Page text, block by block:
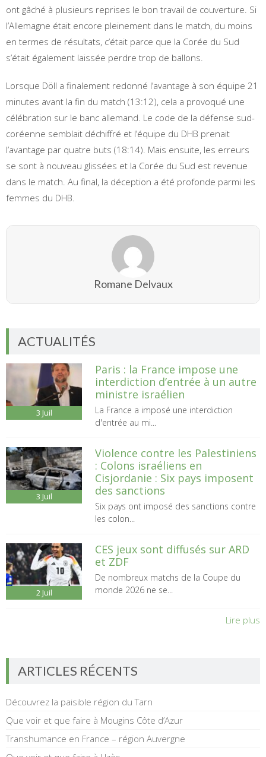
ont gâché à plusieurs reprises le bon travail de couverture. Si
l’Allemagne était encore pleinement dans le match, du moins
en termes de résultats, c’était parce que la Corée du Sud
s’était également laissée perdre trop de ballons.
Lorsque Döll a finalement redonné l’avantage à son équipe 21
minutes avant la fin du match (13:12), cela a provoqué une
célébration sur le banc allemand. Le code de la défense sud-
coréenne semblait déchiffré et l’équipe du DHB prenait
l’avantage par quatre buts (18:14). Mais ensuite, les erreurs
se sont à nouveau glissées et la Corée du Sud est revenue
dans le match. Au final, la déception a été profonde parmi les
femmes du DHB.
Romane Delvaux
ACTUALITÉS
3 Juil
Paris : la France impose une
interdiction d’entrée à un autre
ministre israélien
La France a imposé une interdiction
d'entrée au mi...
3 Juil
Violence contre les Palestiniens
: Colons israéliens en
Cisjordanie : Six pays imposent
des sanctions
Six pays ont imposé des sanctions contre
les colon...
2 Juil
CES jeux sont diffusés sur ARD
et ZDF
De nombreux matchs de la Coupe du
monde 2026 ne se...
Lire plus
ARTICLES RÉCENTS
Découvrez la paisible région du Tarn
Que voir et que faire à Mougins Côte d’Azur
Transhumance en France – région Auvergne